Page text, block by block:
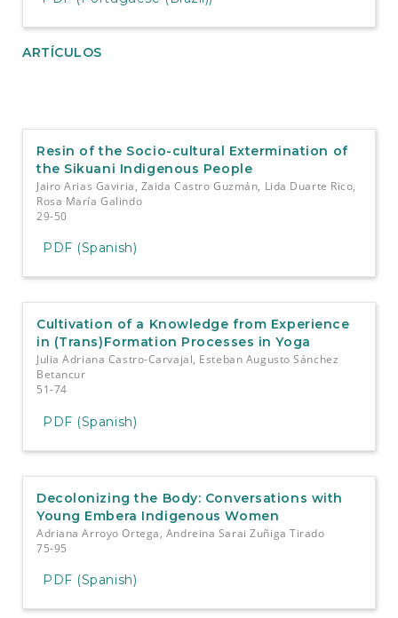
ARTÍCULOS
Resin of the Socio-cultural Extermination of
the Sikuani Indigenous People
Jairo Arias Gaviria, Zaida Castro Guzmán, Lida Duarte Rico,
Rosa María Galindo
29-50
PDF (Spanish)
Cultivation of a Knowledge from Experience
in (Trans)Formation Processes in Yoga
Julia Adriana Castro-Carvajal, Esteban Augusto Sánchez
Betancur
51-74
PDF (Spanish)
Decolonizing the Body: Conversations with
Young Embera Indigenous Women
Adriana Arroyo Ortega, Andreina Sarai Zuñiga Tirado
75-95
PDF (Spanish)